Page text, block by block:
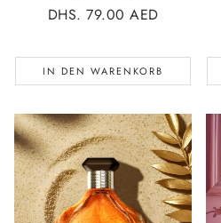
NORMALER
DHS. 79.00 AED
IN DEN WARENKORB